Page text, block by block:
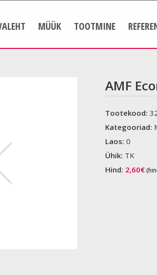
MÜÜK TOOTMINE
AMF
Tootekood:
Kategooriad:
Laos:0
Ühik: TK
Hind: 2,60€